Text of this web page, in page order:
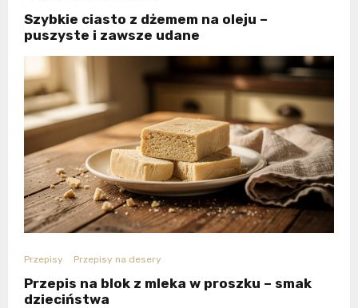
Szybkie ciasto z dżemem na oleju –
puszyste i zawsze udane
Przepisy Przepisy na desery
Przepis na blok z mleka w proszku – smak
dzieciństwa